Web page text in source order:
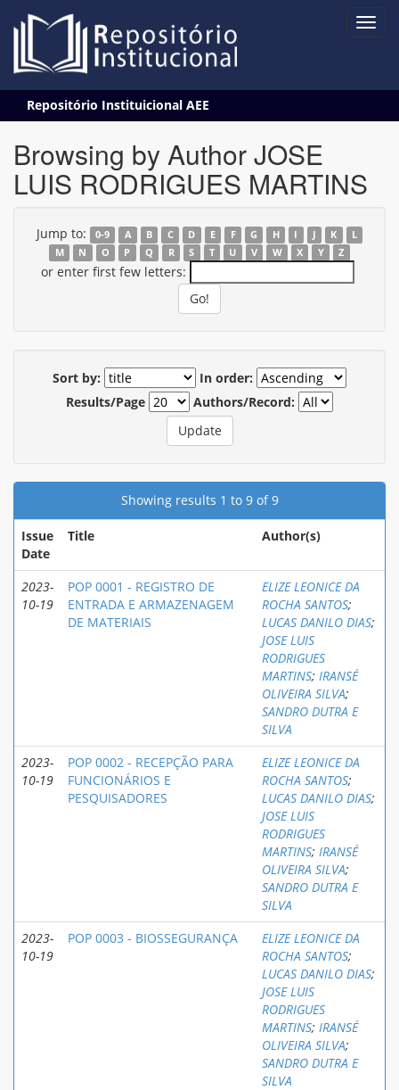
navigation
Repositório Instituicional AEE
Browsing by Author JOSE
LUIS RODRIGUES MARTINS
Jump to: 0-9 A B C D E F G H I J K
L
M
N O P Q R S T U V W X Y Z
or enter first few letters:
Sort by:
In order:
Results/Page
Authors/Record:
Showing results 1 to 9 of 9
Issue
Date
Title Author(s)
2023-
10-19
POP 0001 - REGISTRO DE
ENTRADA E ARMAZENAGEM
DE MATERIAIS
ELIZE LEONICE DA
ROCHA SANTOS;
LUCAS DANILO DIAS;
JOSE LUIS
RODRIGUES
MARTINS; IRANSÉ
OLIVEIRA SILVA;
SANDRO DUTRA E
SILVA
2023-
10-19
POP 0002 - RECEPÇÃO PARA
FUNCIONÁRIOS E
PESQUISADORES
ELIZE LEONICE DA
ROCHA SANTOS;
LUCAS DANILO DIAS;
JOSE LUIS
RODRIGUES
MARTINS; IRANSÉ
OLIVEIRA SILVA;
SANDRO DUTRA E
SILVA
2023-
10-19
POP 0003 - BIOSSEGURANÇA
ELIZE LEONICE DA
ROCHA SANTOS;
LUCAS DANILO DIAS;
JOSE LUIS
RODRIGUES
MARTINS; IRANSÉ
OLIVEIRA SILVA;
SANDRO DUTRA E
SILVA